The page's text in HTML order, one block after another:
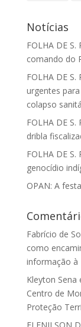
Notícias
FOLHA DE
comando do
FOLHA DE
urgentes
colapso
FOLHA DE
dribla
FOLHA DE
genocídio
OPAN: A
Fabrício de
como
informação à
Kleyton Sena
Centro de
Proteção